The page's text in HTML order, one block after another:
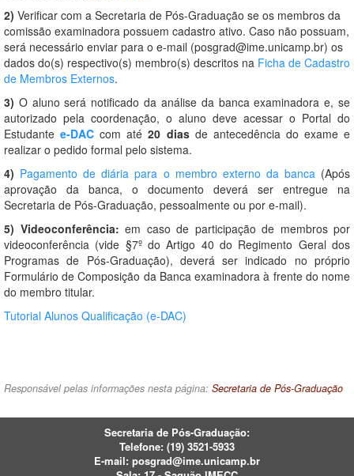
2) Verificar com a Secretaria de Pós-Graduação se os membros da
comissão examinadora possuem cadastro ativo. Caso não possuam,
será necessário enviar para o e-mail (posgrad@ime.unicamp.br) os
dados do(s) respectivo(s) membro(s) descritos na Ficha de Cadastro
de Membros Externos.
3) O aluno será notificado da análise da banca examinadora e, se
autorizado pela coordenação, o aluno deve acessar o Portal do
Estudantee-DAC com até20 diasde antecedência do exame e
realizar o pedido formal pelo sistema.
4) Pagamento de diária para o membro externo da banca(Após
aprovação da banca, o documento deverá ser entregue na
Secretaria de Pós-Graduação, pessoalmente ou por e-mail).
5) Videoconferência: em caso de participação de membros por
videoconferência (vide §7º do Artigo 40 do Regimento Geral dos
Programas de Pós-Graduação), deverá ser indicado no próprio
Formulário de Composição da Banca examinadora à frente do nome
do membro titular.
Tutorial Alunos Qualificação (e-DAC)
Responsável pelas informações nesta página: Secretaria de Pós-Graduação
Secretaria de Pós-Graduação:
Telefone: (19) 3521-5933
E-mail: posgrad@ime.unicamp.br